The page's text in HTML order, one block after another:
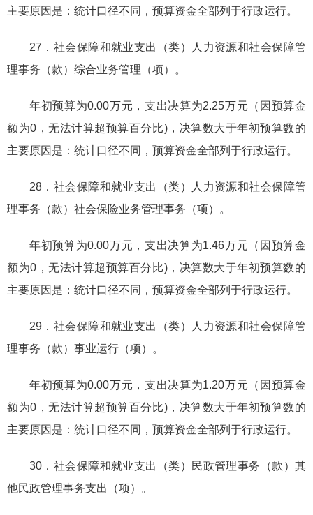
主要原因是：统计口径不同，预算资金全部列于行政运行。
27．社会保障和就业支出（类）人力资源和社会保障管
理事务（款）综合业务管理（项）。
年初预算为0.00万元，支出决算为2.25万元（因预算金
额为0，无法计算超预算百分比)，决算数大于年初预算数的
主要原因是：统计口径不同，预算资金全部列于行政运行。
28．社会保障和就业支出（类）人力资源和社会保障管
理事务（款）社会保险业务管理事务（项）。
年初预算为0.00万元，支出决算为1.46万元（因预算金
额为0，无法计算超预算百分比)，决算数大于年初预算数的
主要原因是：统计口径不同，预算资金全部列于行政运行。
29．社会保障和就业支出（类）人力资源和社会保障管
理事务（款）事业运行（项）。
年初预算为0.00万元，支出决算为1.20万元（因预算金
额为0，无法计算超预算百分比)，决算数大于年初预算数的
主要原因是：统计口径不同，预算资金全部列于行政运行。
30．社会保障和就业支出（类）民政管理事务（款）其
他民政管理事务支出（项）。